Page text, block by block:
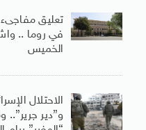
تعليق مفاجىء
في روما ..
الخميس
الاحتلال
و”دير